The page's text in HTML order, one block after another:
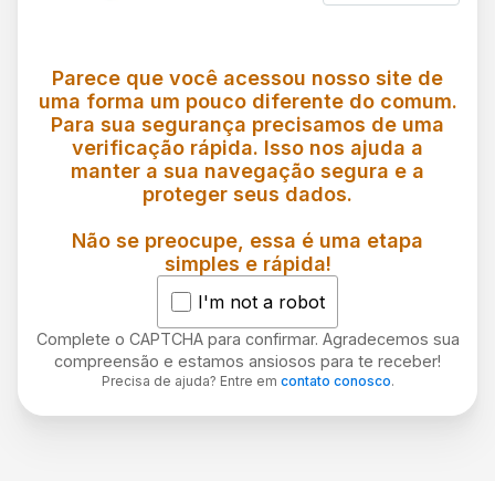
Parece que você acessou nosso site de
uma forma um pouco diferente do comum.
Para sua segurança precisamos de uma
verificação rápida. Isso nos ajuda a
manter a sua navegação segura e a
proteger seus dados.
Não se preocupe, essa é uma etapa
simples e rápida!
I'm not a robot
Complete o CAPTCHA para confirmar. Agradecemos sua
compreensão e estamos ansiosos para te receber!
Precisa de ajuda? Entre em contato conosco.